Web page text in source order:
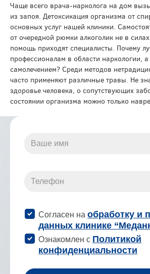
Чаще всего врача-нарколога на дом
из запоя. Детоксикация организма от
основных услуг нашей клиники.
от очередной рюмки алкоголик не в
помощь приходят специалисты. Почему
профессионалам в области наркологии,
самолечением? Среди методов
часто применяют различные травы. Не
здоровье человека, о сопутствующих
состоянии организма можно только